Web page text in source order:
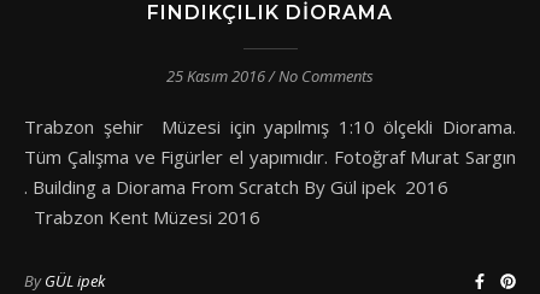
FINDIKÇILIK DIORAMA
25 Kasım 2016/No Comments
Trabzon şehir Müzesi için yapılmış 1:10 ölçekli Diorama.
Tüm Çalışma ve Figürler el yapımıdır. Fotoğraf Murat Sargın
. Building a Diorama From Scratch By Gül ipek 2016
Trabzon Kent Müzesi 2016
ByGÜL ipek